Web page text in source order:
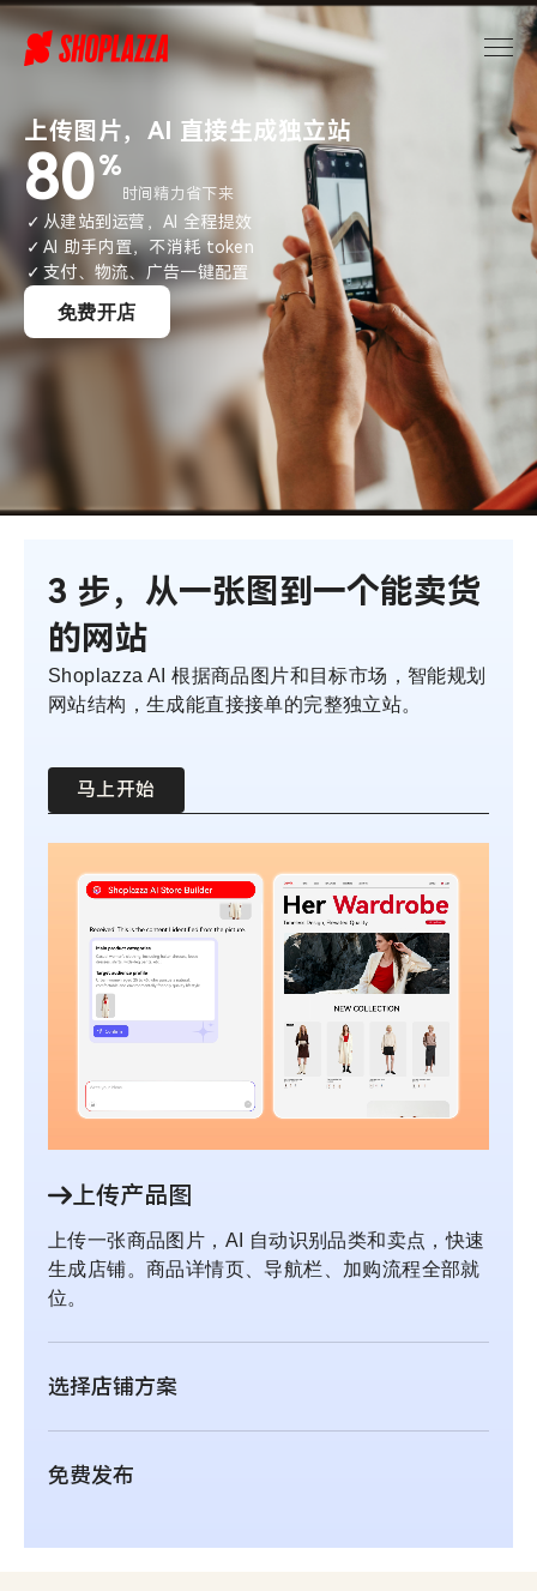
上传图片，AI 直接生成独立站
80%
时间精力省下来
✓ 从建站到运营，AI 全程提效
✓ AI 助手内置，不消耗 token
✓ 支付、物流、广告一键配置
免费开店
3 步，从一张图到一个能卖货
的网站
Shoplazza AI 根据商品图片和目标市场，智能规划
网站结构，生成能直接接单的完整独立站。
马上开始
上传产品图
上传一张商品图片，AI 自动识别品类和卖点，快速
生成店铺。商品详情页、导航栏、加购流程全部就
位。
选择店铺方案
免费发布